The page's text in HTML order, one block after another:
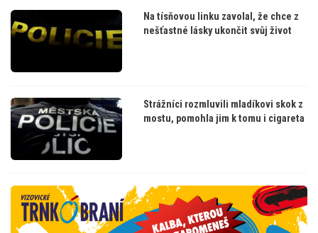
Na tísňovou linku zavolal, že chce z
nešťastné lásky ukončit svůj život
Strážníci rozmluvili mladíkovi skok z
mostu, pomohla jim k tomu i cigareta